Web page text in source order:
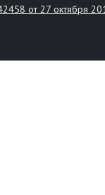
от 27 октября